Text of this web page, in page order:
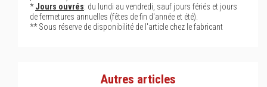
*Jours ouvrés: du lundi au vendredi, sauf jours fériés et jours
de fermetures annuelles (fêtes de fin d'année et été).
** Sous réserve de disponibilité de l'article chez le fabricant
Autres articles